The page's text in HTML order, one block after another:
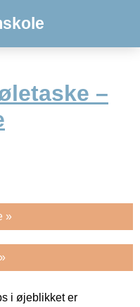
–
»
i øjeblikket er